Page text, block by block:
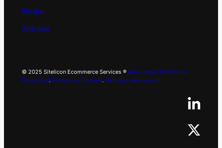
Equipo
Artículos
© 2025 Sitelicon Ecommerce Services ® Aviso Legal. Politica de
Privacidad. Politica de Cookies. Términos del servicio